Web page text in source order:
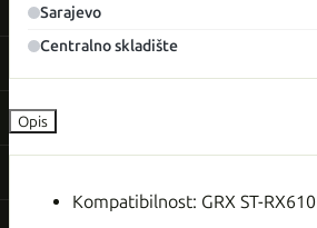
Sarajevo
Centralno skladište
Opis
Kompatibilnost: GRX ST-RX610